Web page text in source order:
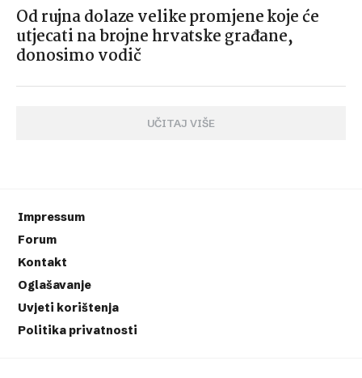
Od rujna dolaze velike promjene koje će
utjecati na brojne hrvatske građane,
donosimo vodič
UČITAJ VIŠE
Impressum
Forum
Kontakt
Oglašavanje
Uvjeti korištenja
Politika privatnosti